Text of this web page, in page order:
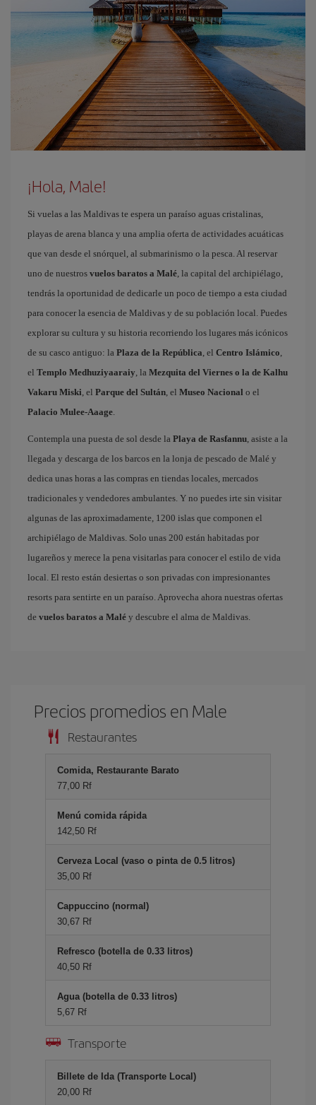
¡Hola, Male!
Si vuelas a las Maldivas te espera un paraíso aguas cristalinas,
playas de arena blanca y una amplia oferta de actividades acuáticas
que van desde el snórquel, al submarinismo o la pesca. Al reservar
uno de nuestros vuelos baratos a Malé , la capital del archipiélago,
tendrás la oportunidad de dedicarle un poco de tiempo a esta ciudad
para conocer la esencia de Maldivas y de su población local. Puedes
explorar su cultura y su historia recorriendo los lugares más icónicos
de su casco antiguo: la Plaza de la República , el Centro Islámico
el Templo Medhuziyaaraiy , la Mezquita del Viernes o la de Kalhu
Vakaru Miski , el Parque del Sultán , el Museo Nacional o el
Palacio Mulee-Aaage
Contempla una puesta de sol desde la Playa de Rasfannu , asiste a la
llegada y descarga de los barcos en la lonja de pescado de Malé y
dedica unas horas a las compras en tiendas locales, mercados
tradicionales y vendedores ambulantes. Y no puedes irte sin visitar
algunas de las aproximadamente, 1200 islas que componen el
archipiélago de Maldivas. Solo unas 200 están habitadas por
lugareños y merece la pena visitarlas para conocer el estilo de vida
local. El resto están desiertas o son privadas con impresionantes
resorts para sentirte en un paraíso. Aprovecha ahora nuestras ofertas
de vuelos baratos a Malé y descubre el alma de Maldivas.
Precios promedios en Male
Restaurantes
Comida, Restaurante Barato
77,00 Rf
Menú comida rápida
142,50 Rf
Cerveza Local (vaso o pinta de 0.5 litros)
35,00 Rf
Cappuccino (normal)
30,67 Rf
Refresco (botella de 0.33 litros)
40,50 Rf
Agua (botella de 0.33 litros)
5,67 Rf
Transporte
Billete de Ida (Transporte Local)
20,00 Rf